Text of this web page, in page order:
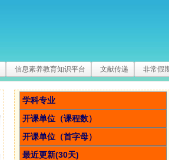
信息素养教育知识平台 文献传递 非常假
学科专业
开课单位（课程数）
开课单位（首字母）
最近更新(30天)